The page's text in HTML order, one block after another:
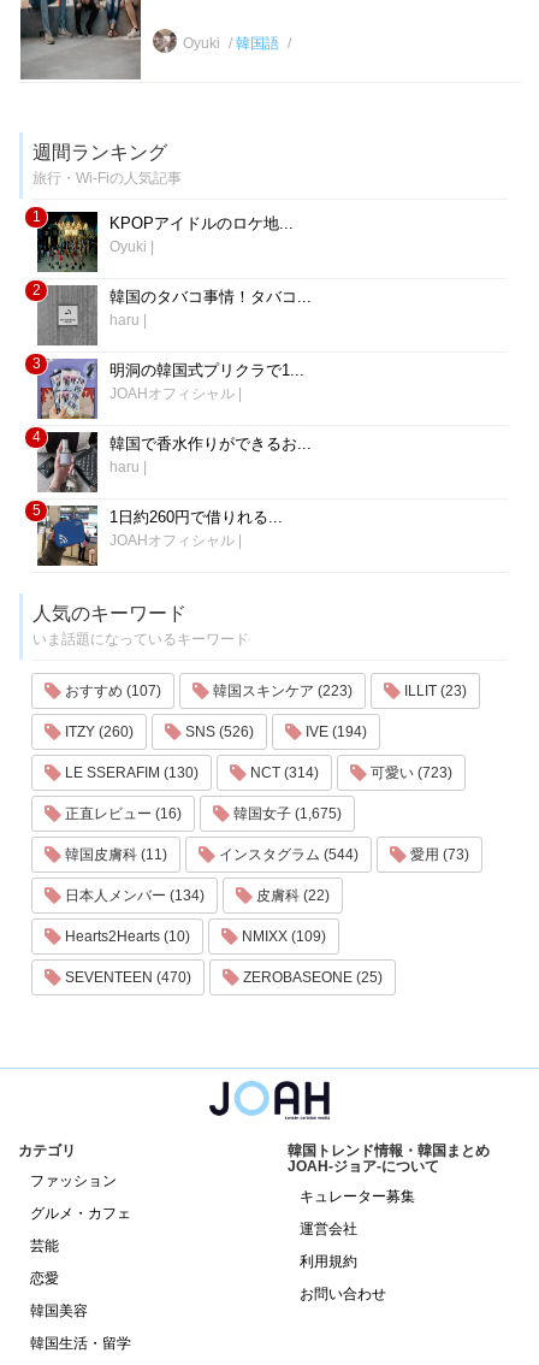
Oyuki 韓国語
週間ランキング
旅行・Wi-Fiの人気記事
1 KPOPアイドルのロケ地...
Oyuki |
2 韓国のタバコ事情！タバコ...
haru |
3 明洞の韓国式プリクラで1...
JOAHオフィシャル |
4 韓国で香水作りができるお...
haru |
5 1日約260円で借りれる...
JOAHオフィシャル |
人気のキーワード
いま話題になっているキーワード
おすすめ (107) 韓国スキンケア (223) ILLIT (23)
ITZY (260) SNS (526) IVE (194)
LE SSERAFIM (130) NCT (314) 可愛い (723)
正直レビュー (16) 韓国女子 (1,675)
韓国皮膚科 (11) インスタグラム (544) 愛用 (73)
日本人メンバー (134) 皮膚科 (22)
Hearts2Hearts (10) NMIXX (109)
SEVENTEEN (470) ZEROBASEONE (25)
カテゴリ
ファッション
グルメ・カフェ
芸能
恋愛
韓国美容
韓国生活・留学
韓国トレンド情報・韓国まとめ
JOAH-ジョア-について
キュレーター募集
運営会社
利用規約
お問い合わせ